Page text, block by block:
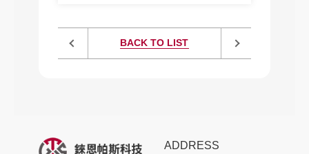
BACK TO LIST
ADDRESS